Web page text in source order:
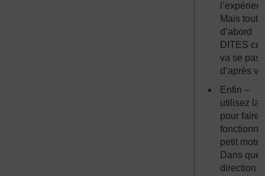
Mais tout
d’abord
DITES ce
va se
d’après
Enfin –
utilisez la
pour faire
petit
Dans
direction